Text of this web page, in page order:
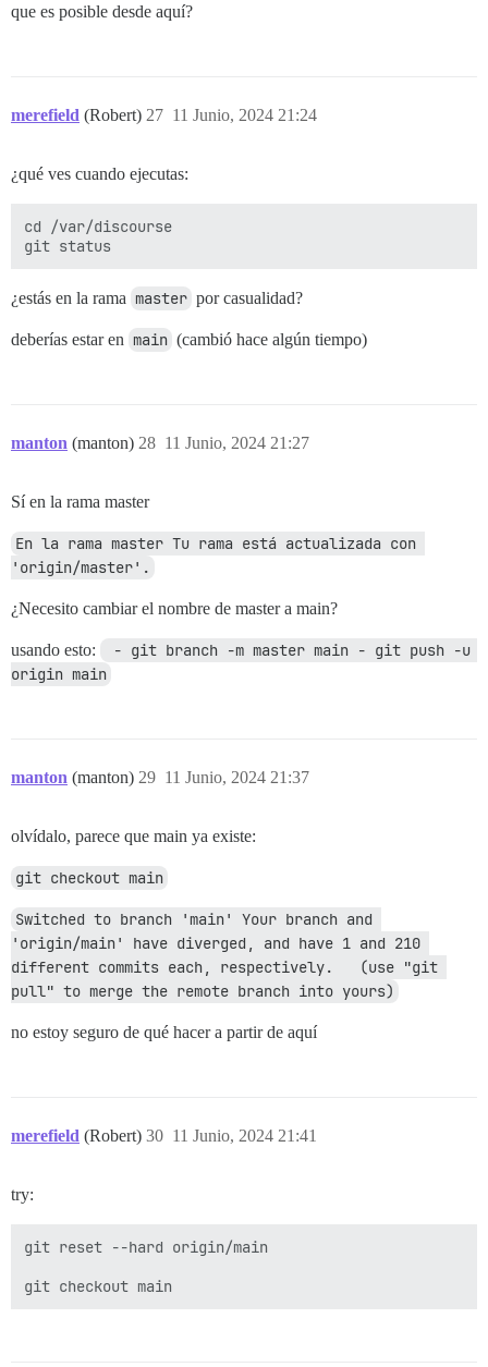
que es posible desde aquí?
merefield (Robert) 11 Junio, 2024 21:24
27
¿qué ves cuando ejecutas:
cd /var/discourse
¿estás en la rama master por casualidad?
deberías estar en main (cambió hace algún tiempo)
manton (manton) 11 Junio, 2024 21:27
28
Sí en la rama master
En la rama master Tu rama está actualizada con
'origin/master'.
¿Necesito cambiar el nombre de master a main?
usando esto:
- git branch -m master main - git push -u
origin main
manton (manton) 11 Junio, 2024 21:37
29
olvídalo, parece que main ya existe:
git checkout main
Switched to branch 'main' Your branch and
'origin/main' have diverged, and have 1 and 210
different commits each, respectively.   (use "git
pull" to merge the remote branch into yours)
no estoy seguro de qué hacer a partir de aquí
merefield (Robert) 11 Junio, 2024 21:41
30
try:
git reset --hard origin/main